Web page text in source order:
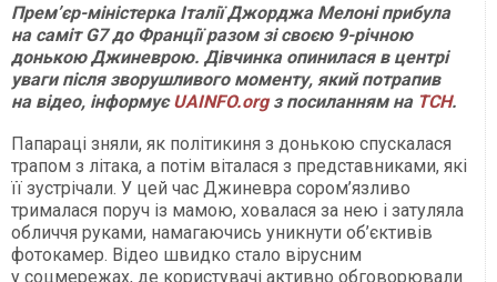
Прем’єр-міністерка Італії Джорджа Мелоні прибула
на саміт G7 до Франції разом зі своєю 9-річною
донькою Джиневрою. Дівчинка опинилася в центрі
уваги після зворушливого моменту, який потрапив
на відео, інформуєUAINFO.orgз посиланням на ТСН.
Папараці зняли, як політикиня з донькою спускалася
трапом з літака, а потім віталася з представниками, які
її зустрічали. У цей час Джиневра сором’язливо
трималася поруч із мамою, ховалася за нею і затуляла
обличчя руками, намагаючись уникнути об’єктивів
фотокамер. Відео швидко стало вірусним
у соцмережах, де користувачі активно обговорювали